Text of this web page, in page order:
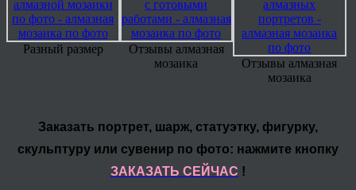
Разный размер
Отзывы алмазная
мозаика
Отзывы алмазная
мозаика
Заказать портрет, шарж, статуэтку, фигурку,
скульптуру или сувенир по фото: нажмите кнопку
ЗАКАЗАТЬ СЕЙЧАС !